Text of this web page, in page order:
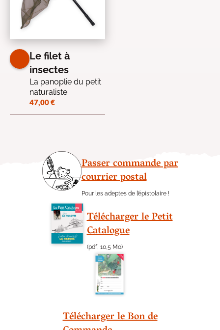
Le filet à
insectes
La panoplie du petit
naturaliste
47,00€
Passer commande par
courrier postal
Pour les adeptes de l’épistolaire !
Télécharger le Petit
Catalogue
(pdf, 10,5 Mo)
Télécharger le Bon de